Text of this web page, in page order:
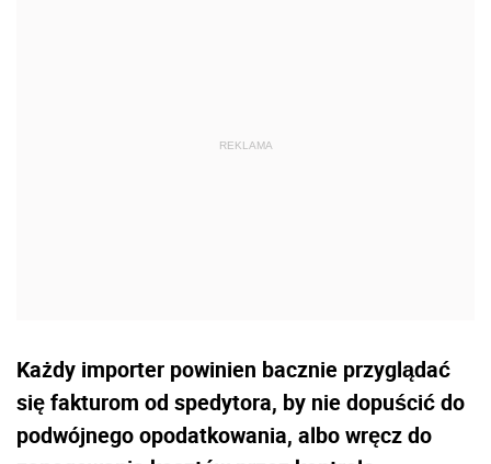
Każdy importer powinien bacznie przyglądać
się fakturom od spedytora, by nie dopuścić do
podwójnego opodatkowania, albo wręcz do